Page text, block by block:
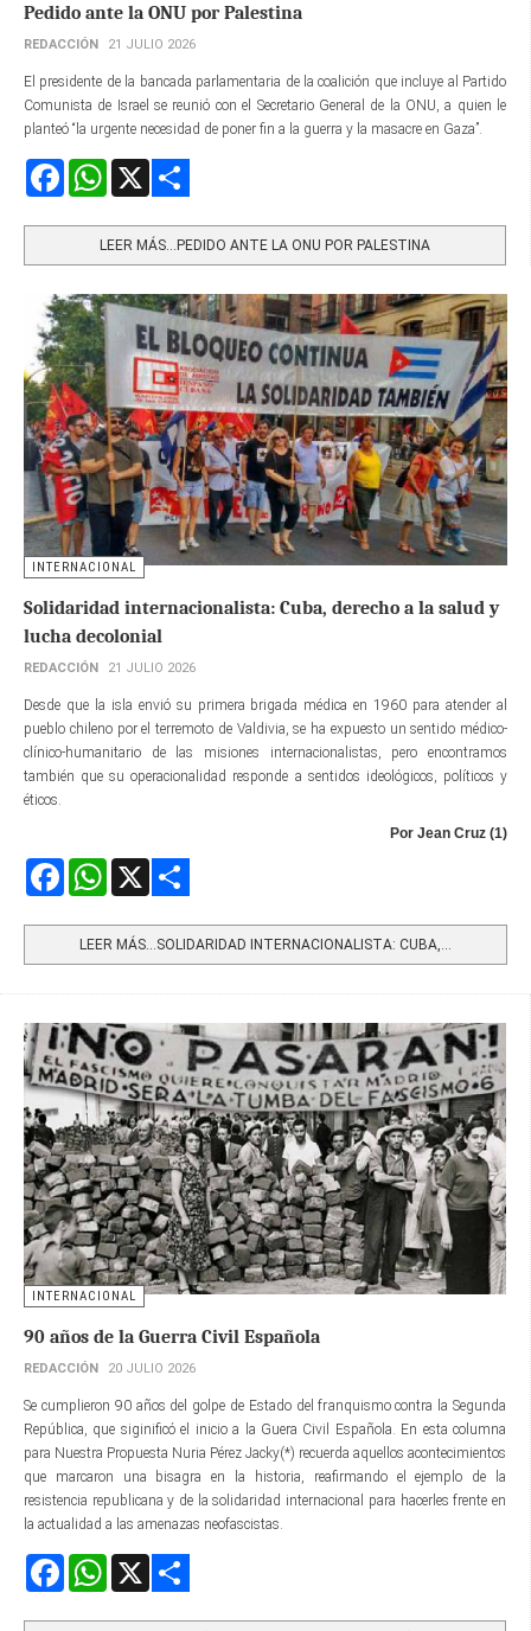
Pedido ante la ONU por Palestina
REDACCIÓN 21 JULIO 2026
El presidente de la bancada parlamentaria de la coalición que incluye al Partido
Comunista de Israel se reunió con el Secretario General de la ONU, a quien le
planteó “la urgente necesidad de poner fin a la guerra y la masacre en Gaza”.
FacebookWhatsApp
LEER MÁS…PEDIDO ANTE LA ONU POR PALESTINA
INTERNACIONAL
Solidaridad internacionalista: Cuba, derecho a la salud y
lucha decolonial
REDACCIÓN 21 JULIO 2026
Desde que la isla envió su primera brigada médica en 1960 para atender al
pueblo chileno por el terremoto de Valdivia, se ha expuesto un sentido médico-
clínico-humanitario de las misiones internacionalistas, pero encontramos
también que su operacionalidad responde a sentidos ideológicos, políticos y
éticos.
Por Jean Cruz (1)
FacebookWhatsApp
LEER MÁS…SOLIDARIDAD INTERNACIONALISTA: CUBA,...
INTERNACIONAL
90 años de la Guerra Civil Española
REDACCIÓN 20 JULIO 2026
Se cumplieron 90 años del golpe de Estado del franquismo contra la Segunda
República, que siginificó el inicio a la Guera Civil Española. En esta columna
para Nuestra Propuesta Nuria Pérez Jacky(*) recuerda aquellos acontecimientos
que marcaron una bisagra en la historia, reafirmando el ejemplo de la
resistencia republicana y de la solidaridad internacional para hacerles frente en
la actualidad a las amenazas neofascistas.
FacebookWhatsApp